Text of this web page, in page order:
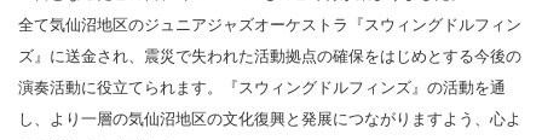
全て気仙沼地区のジュニアジャズオーケストラ『スウィングドルフィン
ズ』に送金され、震災で失われた活動拠点の確保をはじめとする今後の
演奏活動に役立てられます。『スウィングドルフィンズ』の活動を通
し、より一層の気仙沼地区の文化復興と発展につながりますよう、心よ